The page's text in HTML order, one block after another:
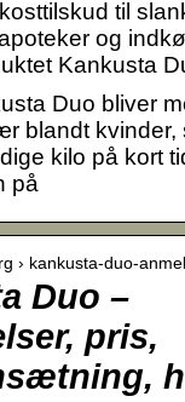
til
og
Kankusta
Duo bliver
blandt kvinder,
kilo på kort
på
› kankusta-duo-
Duo –
pris,